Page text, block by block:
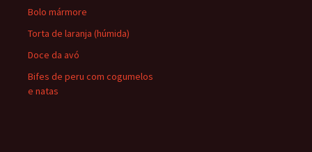
Bolo mármore
Torta de laranja (húmida)
Doce da avó
Bifes de peru com cogumelos
e natas